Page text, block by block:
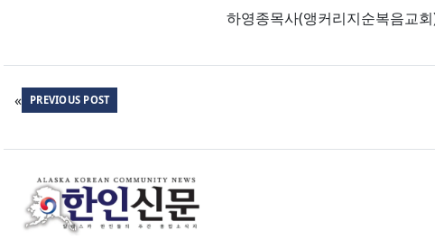
하영종목사(앵커리지순복음교
« PREVIOUS POST